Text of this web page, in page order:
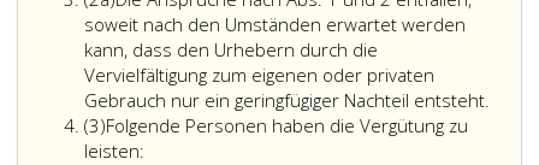
worden
ist,
seiner
Art
nach
2
a
soweit nach den Umständen erwartet werden
kann, dass den Urhebern durch die
Vervielfältigung zum eigenen oder privaten
Gebrauch nur ein geringfügiger Nachteil entsteht.
(3)Absatz
3
Folgende Personen haben die Vergütung zu
leisten: